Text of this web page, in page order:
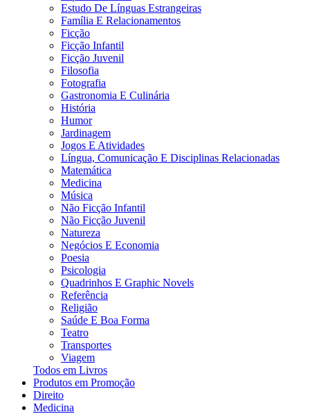
Estudo De Línguas Estrangeiras
Família E Relacionamentos
Ficção
Ficção Infantil
Ficção Juvenil
Filosofia
Fotografia
Gastronomia E Culinária
História
Humor
Jardinagem
Jogos E Atividades
Língua, Comunicação E Disciplinas Relacionadas
Matemática
Medicina
Música
Não Ficção Infantil
Não Ficção Juvenil
Natureza
Negócios E Economia
Poesia
Psicologia
Quadrinhos E Graphic Novels
Referência
Religião
Saúde E Boa Forma
Teatro
Transportes
Viagem
Todos em Livros
Produtos em Promoção
Direito
Medicina